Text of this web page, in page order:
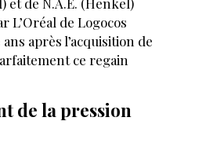
et de N.A.E. (Henkel)
L’Oréal de Logocos
après l’acquisition de
ce regain
de la pression